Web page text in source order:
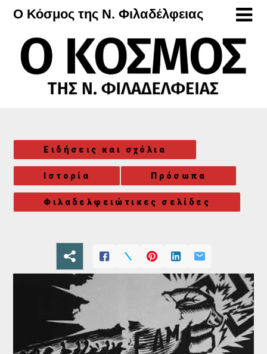
Μετάβαση
περιεχόμενο
Ο Κόσμος της Ν. Φιλαδέλφειας
Ειδήσεις και σχόλια
Ιστορία Πρόσωπα
Φιλαδελφειώτικες σελίδες